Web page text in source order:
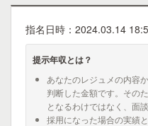
指名日時：2024.03.14
提示年収とは？
あなたのレジュメの内容
判断した金額です。その
となるわけではなく、面
採用になった場合の実績